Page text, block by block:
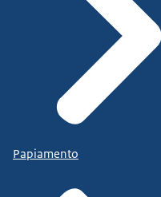
Papiamento